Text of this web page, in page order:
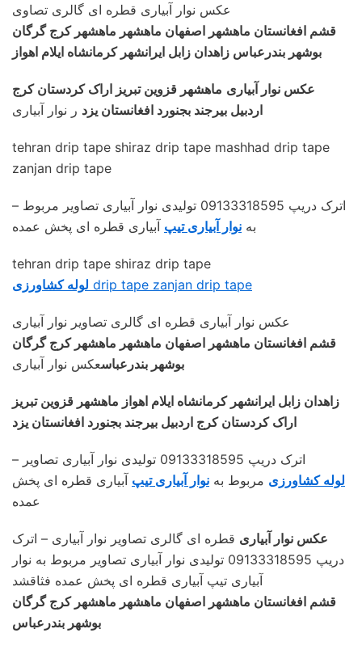
عکس نوار آبیاری قطره ای گالری تصاوی
قشم افغانستان ماهشهر اصفهان ماهشهر ماهشهر کرج گرگان
بوشهر بندرعباس زاهدان زابل ایرانشهر کرمانشاه ایلام اهواز
عکس نوار آبیاری ماهشهر قزوین تبریز اراک کردستان کرج
اردبیل بیرجند بجنورد افغانستان یزد ر نوار آبیاری
tehran drip tape shiraz drip tape mashhad drip tape
zanjan drip tape
– اترک دریپ 09133318595 تولیدی نوار آبیاری تصاویر مربوط
به نوار آبیاری تیپ آبیاری قطره ای پخش عمده
tehran drip tape shiraz drip tape
لوله کشاورزی drip tape zanjan drip tape
عکس نوار آبیاری قطره ای گالری تصاویر نوار آبیاری
قشم افغانستان ماهشهر اصفهان ماهشهر ماهشهر کرج گرگان
بوشهر بندرعباسعکس نوار آبیاری
زاهدان زابل ایرانشهر کرمانشاه ایلام اهواز ماهشهر قزوین تبریز
اراک کردستان کرج اردبیل بیرجند بجنورد افغانستان یزد
– اترک دریپ 09133318595 تولیدی نوار آبیاری تصاویر
لوله کشاورزی مربوط به نوار آبیاری تیپ آبیاری قطره ای پخش
عمده
عکس نوار آبیاری قطره ای گالری تصاویر نوار آبیاری – اترک
دریپ 09133318595 تولیدی نوار آبیاری تصاویر مربوط به نوار
آبیاری تیپ آبیاری قطره ای پخش عمده فثاقشد
قشم افغانستان ماهشهر اصفهان ماهشهر ماهشهر کرج گرگان
بوشهر بندرعباس